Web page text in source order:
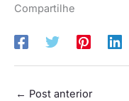
Compartilhe
← Post anterior